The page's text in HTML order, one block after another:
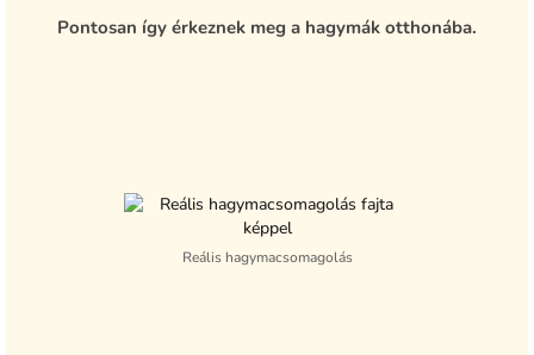
Pontosan így érkeznek meg a hagymák otthonába.
Reális hagymacsomagolás